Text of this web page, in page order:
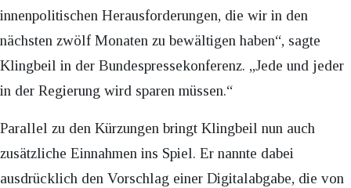
innenpolitischen Herausforderungen, die wir in den
nächsten zwölf Monaten zu bewältigen haben“, sagte
Klingbeil in der Bundespressekonferenz. „Jede und jeder
in der Regierung wird sparen müssen.“
Parallel zu den Kürzungen bringt Klingbeil nun auch
zusätzliche Einnahmen ins Spiel. Er nannte dabei
ausdrücklich den Vorschlag einer Digitalabgabe, die von